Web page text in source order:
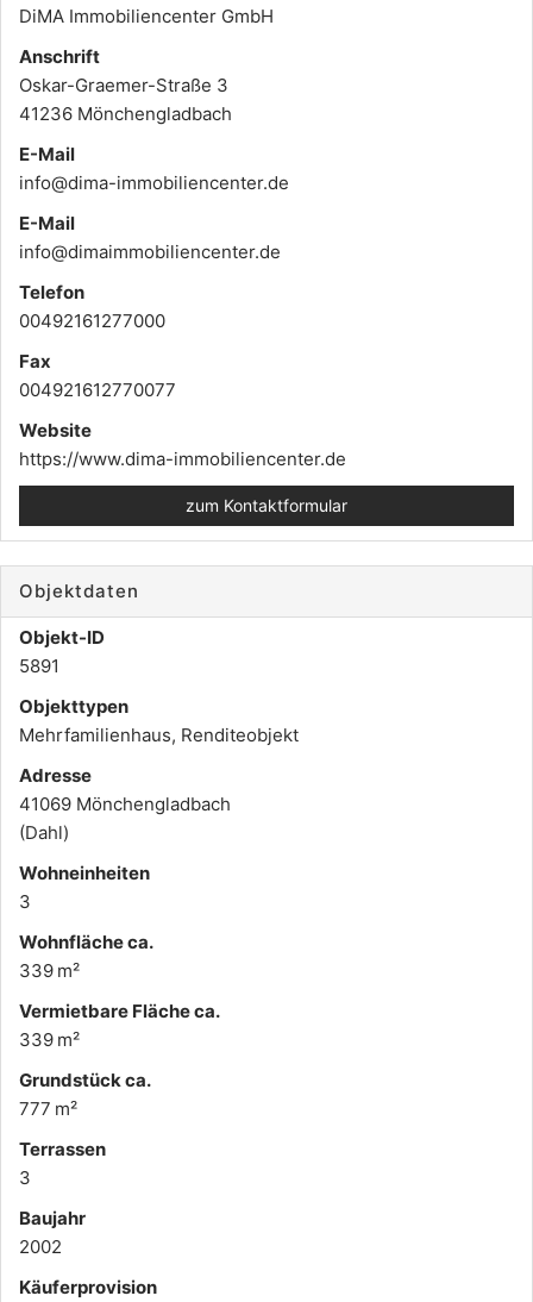
DiMA Immobiliencenter GmbH
Anschrift
Oskar-Graemer-Straße 3
41236 Mönchengladbach
E-Mail
info@dima-immobiliencenter.de
E-Mail
info@dimaimmobiliencenter.de
Telefon
00492161277000
Fax
004921612770077
Website
https://www.dima-immobiliencenter.de
zum Kontaktformular
Objektdaten
Objekt-ID
5891
Objekttypen
Mehrfamilienhaus, Renditeobjekt
Adresse
41069 Mönchengladbach
(Dahl)
Wohneinheiten
3
Wohnfläche ca.
339 m²
Vermietbare Fläche ca.
339 m²
Grund­stück ca.
777 m²
Terrassen
3
Baujahr
2002
Käufer­provision